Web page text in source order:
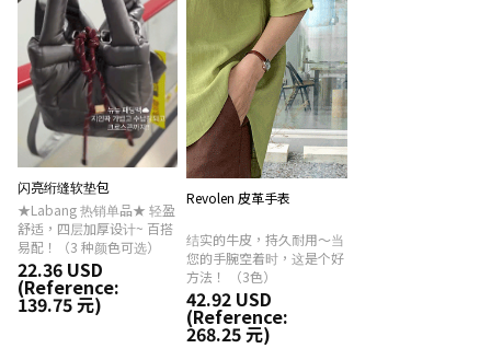
闪亮绗缝软垫包
★Labang 热销单品★ 轻盈
舒适，四层加厚设计~ 百搭
易配！（3 种颜色可选）
22.36 USD
(Reference:
139.75 元)
Revolen 皮革手表
结实的牛皮，持久耐用〜当
您的手腕空着时，这是个好
方法！ （3色）
42.92 USD
(Reference:
268.25 元)